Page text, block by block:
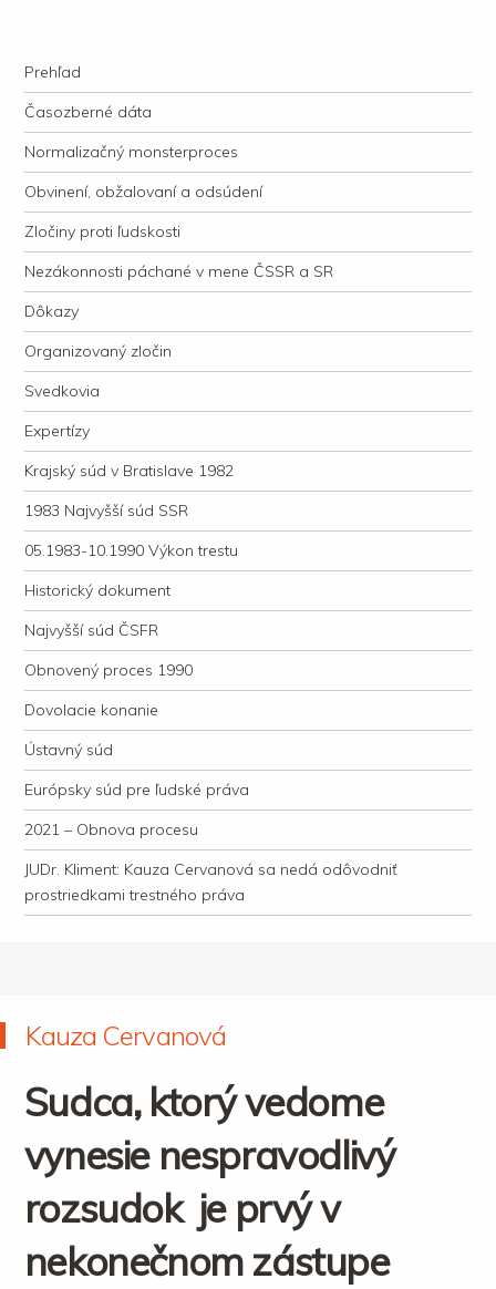
justície
Navigation
Skip to content
Prehľad
Časozberné dáta
Normalizačný monsterproces
Obvinení, obžalovaní a odsúdení
Zločiny proti ľudskosti
Nezákonnosti páchané v mene ČSSR a SR
Dôkazy
Organizovaný zločin
Svedkovia
Expertízy
Krajský súd v Bratislave 1982
1983 Najvyšší súd SSR
05.1983-10.1990 Výkon trestu
Historický dokument
Najvyšší súd ČSFR
Obnovený proces 1990
Dovolacie konanie
Ústavný súd
Európsky súd pre ľudské práva
2021 – Obnova procesu
JUDr. Kliment: Kauza Cervanová sa nedá odôvodniť
prostriedkami trestného práva
Kauza Cervanová
Sudca, ktorý vedome
vynesie nespravodlivý
rozsudok je prvý v
nekonečnom zástupe